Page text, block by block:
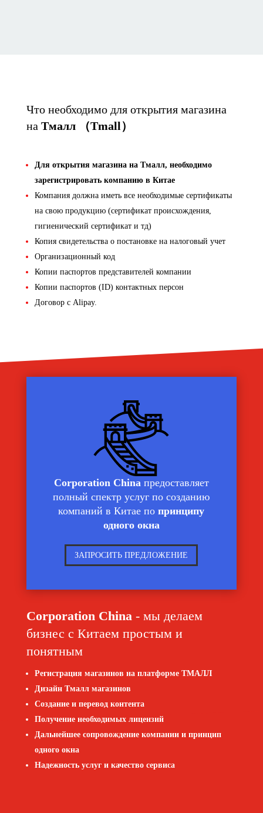
Что необходимо для открытия магазина
на Тмалл （Tmall）
Для открытия магазина на Тмалл, необходимо
зарегистрировать компанию в Китае
Компания должна иметь все необходимые сертификаты
на свою продукцию (сертификат происхождения,
гигиенический сертификат и тд)
Копия свидетельства о постановке на налоговый учет
Организационный код
Копии паспортов представителей компании
Копии паспортов (ID) контактных персон
Договор с Alipay.
Corporation Chinaпредоставляет
полный спектр услуг по созданию
компаний в Китае попринципу
одного окна
ЗАПРОСИТЬ ПРЕДЛОЖЕНИЕ
Corporation China- мы делаем
бизнес с Китаем простым и
понятным
Регистрация магазинов на платформе ТМАЛЛ
Дизайн Тмалл магазинов
Создание и перевод контента
Получение необходимых лицензий
Дальнейшее сопровождение компании и принцип
одного окна
Надежность услуг и качество сервиса